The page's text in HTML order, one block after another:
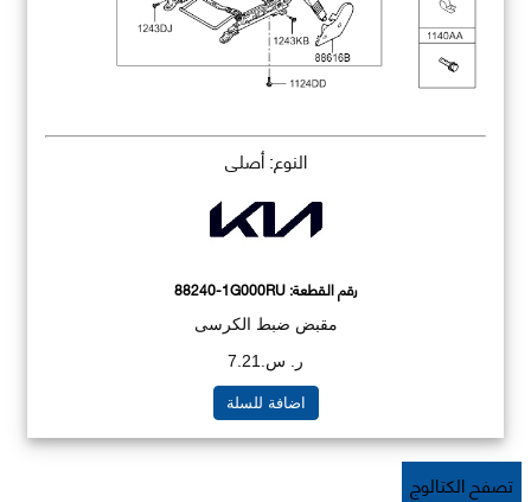
النوع: أصلي
رقم القطعة:88240-1G000RU
مقبض ضبط الكرسى
ر. س.7.21
اضافة للسلة
تصفح الكتالوج